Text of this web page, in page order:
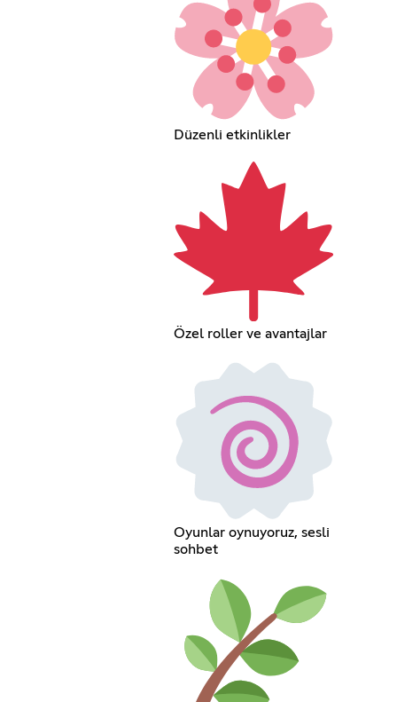
Düzenli etkinlikler
Özel roller ve avantajlar
Oyunlar oynuyoruz, sesli
sohbet